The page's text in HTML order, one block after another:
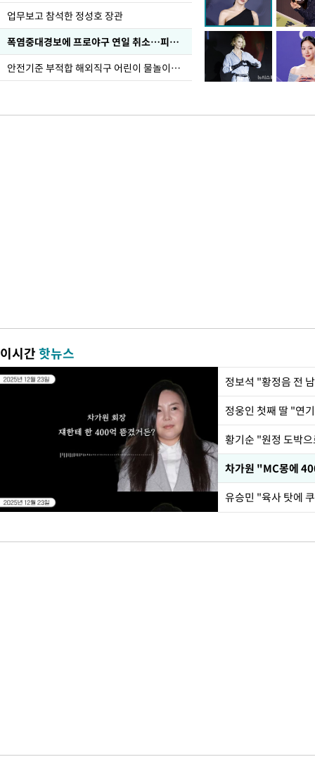
업무보고 참석한 정성호 장관
폭염중대경보에 프로야구 연일 취소…피칭 연습장 '52도'
안전기준 부적합 해외직구 어린이 물놀이용품 판매 중단 요청한 서울시
이시간핫뉴스
정웅인 첫째 딸 "연
황기순 "원정 도박